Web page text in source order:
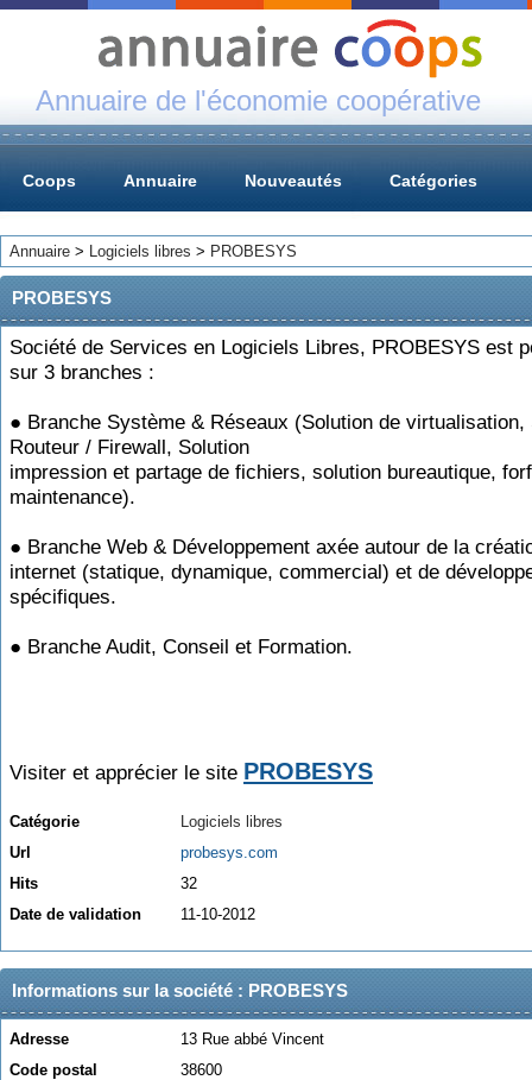
Annuaire de l'économie coopérative
Coops Annuaire Nouveautés Catégories
Annuaire > Logiciels libres > PROBESYS
PROBESYS
Société de Services en Logiciels Libres, PROBESYS est
sur 3 branches :
● Branche Système & Réseaux (Solution de virtualisation,
Routeur / Firewall, Solution
impression et partage de fichiers, solution bureautique,
maintenance).
● Branche Web & Développement axée autour de la
internet (statique, dynamique, commercial) et de
spécifiques.
● Branche Audit, Conseil et Formation.
Visiter et apprécier le site PROBESYS
Catégorie
Logiciels libres
Url
probesys.com
Hits
32
Date de validation
11-10-2012
Informations sur la société : PROBESYS
Adresse
13 Rue abbé Vincent
Code postal
38600